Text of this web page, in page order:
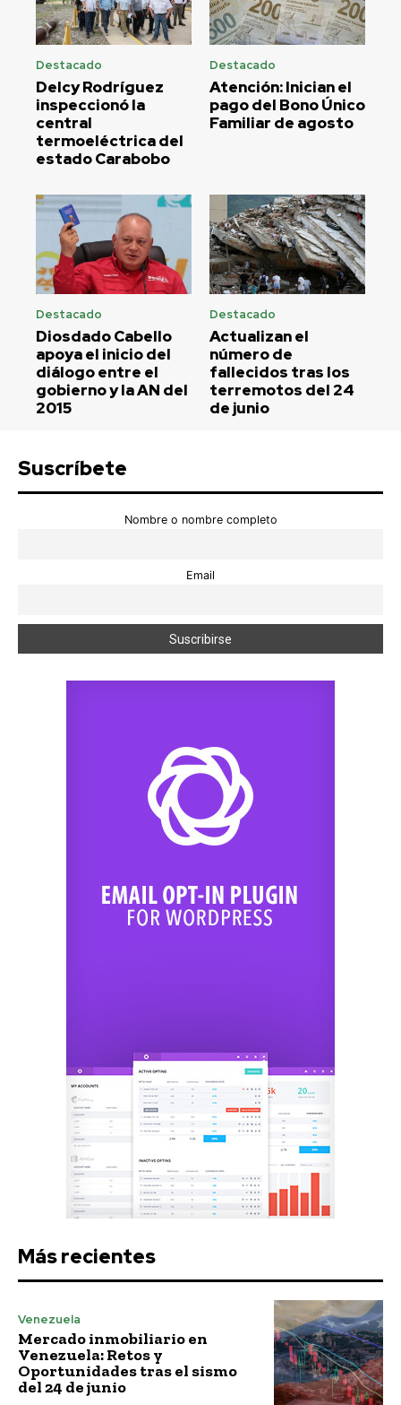
Destacado
Delcy Rodríguez
inspeccionó la
central
termoeléctrica del
estado Carabobo
Destacado
Atención: Inician el
pago del Bono Único
Familiar de agosto
Destacado
Diosdado Cabello
apoya el inicio del
diálogo entre el
gobierno y la AN del
2015
Destacado
Actualizan el
número de
fallecidos tras los
terremotos del 24
de junio
Suscríbete
Nombre o nombre completo
Email
Más recientes
Venezuela
Mercado inmobiliario en
Venezuela: Retos y
Oportunidades tras el sismo
del 24 de junio